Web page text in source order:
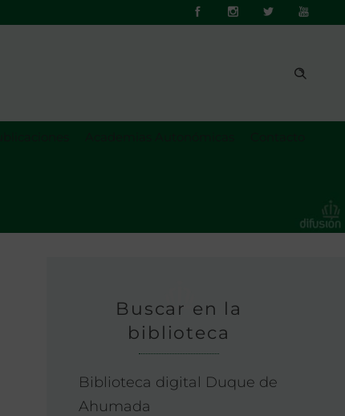
Buscar en la
biblioteca
Biblioteca digital Duque de
Ahumada